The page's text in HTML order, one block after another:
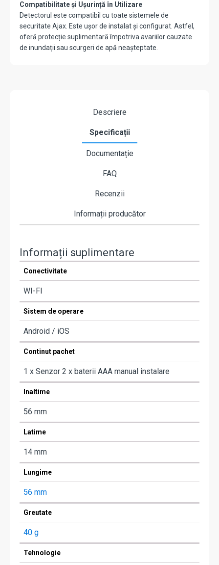
Compatibilitate și Ușurință în Utilizare
Detectorul este compatibil cu toate sistemele de
securitate Ajax. Este ușor de instalat și configurat. Astfel,
oferă protecție suplimentară împotriva avariilor cauzate
de inundații sau scurgeri de apă neașteptate.
Descriere
Specificații
Documentație
FAQ
Recenzii
Informații producător
Informații suplimentare
Conectivitate
WI-FI
Sistem de operare
Android / iOS
Continut pachet
1 x Senzor 2 x baterii AAA manual instalare
Inaltime
56 mm
Latime
14 mm
Lungime
56 mm
Greutate
40 g
Tehnologie